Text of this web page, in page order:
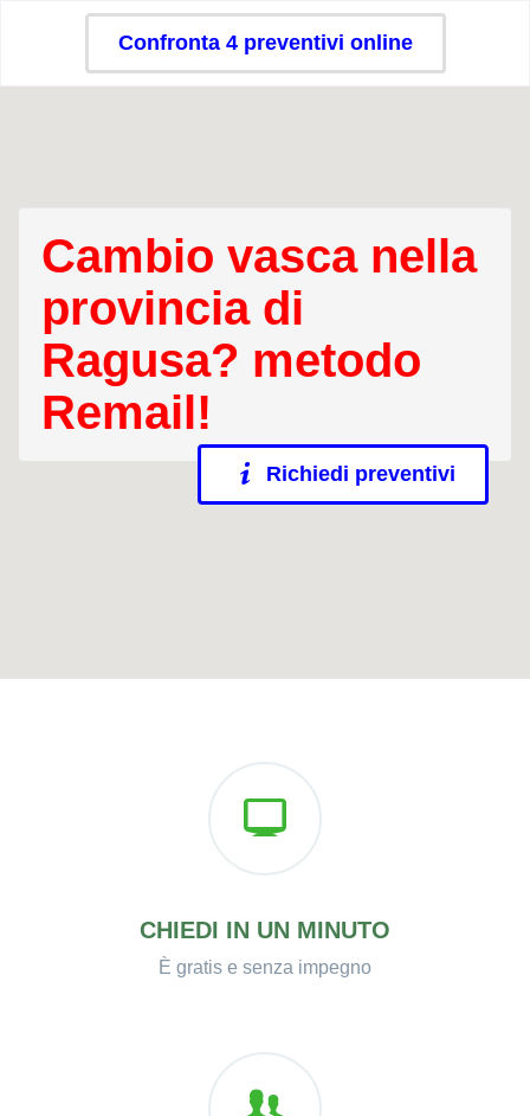
Confronta 4 preventivi online
Cambio vasca nella
provincia di
Ragusa? metodo
Remail!
Richiedi preventivi
CHIEDI IN UN MINUTO
È gratis e senza impegno